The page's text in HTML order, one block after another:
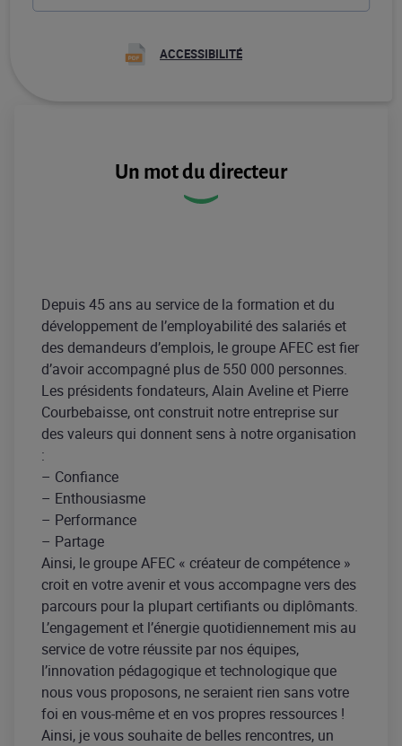
ACCESSIBILITÉ
Un mot du directeur
Depuis 45 ans au service de la formation et du
développement de l’employabilité des salariés et
des demandeurs d’emplois, le groupe AFEC est fier
d’avoir accompagné plus de 550 000 personnes.
Les présidents fondateurs, Alain Aveline et Pierre
Courbebaisse, ont construit notre entreprise sur
des valeurs qui donnent sens à notre organisation
:
– Confiance
– Enthousiasme
– Performance
– Partage
Ainsi, le groupe AFEC « créateur de compétence »
croit en votre avenir et vous accompagne vers des
parcours pour la plupart certifiants ou diplômants.
L’engagement et l’énergie quotidiennement mis au
service de votre réussite par nos équipes,
l’innovation pédagogique et technologique que
nous vous proposons, ne seraient rien sans votre
foi en vous-même et en vos propres ressources !
Ainsi, je vous souhaite de belles rencontres, un